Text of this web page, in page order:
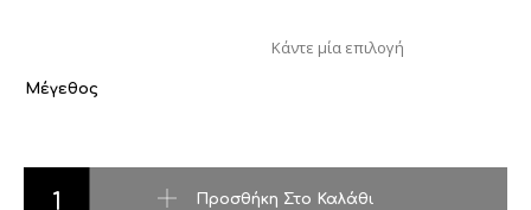
Μέγεθος
Προσθήκη Στο Καλάθι